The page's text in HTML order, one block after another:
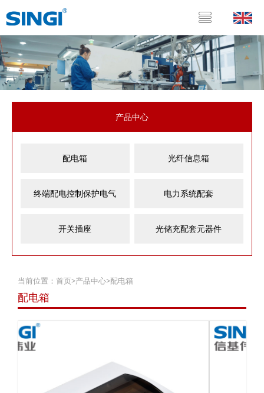
产品中心
配电箱 光纤信息箱
终端配电控制保护电气 电力系统配套
开关插座 光储充配套元器件
当前位置： 首页>产品中心>配电箱
配电箱